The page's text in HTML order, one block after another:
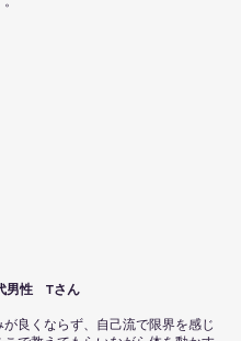
男性 Tさん
良くならず、自己流で限界を感じ